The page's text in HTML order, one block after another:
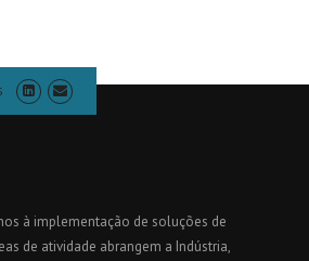
à implementação de soluções de
de atividade abrangem a Indústria,